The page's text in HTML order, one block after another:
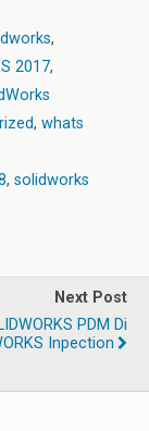
,
2017,
, whats
, solidworks
Next Post
PDM Di
Inpection